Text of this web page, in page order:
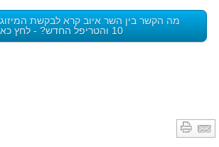
מה הקשר בין השר איוב קרא לבקשת המיזוג
10 והטריפל החדש? - לחץ כאן